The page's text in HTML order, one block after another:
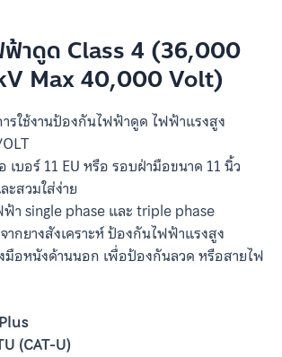
าดูด Class 4 (36,000
Max 40,000 Volt)
ารใช้งานป้องกันไฟฟ้าดูด ไฟฟ้าแรงสูง
เบอร์ 11 EU หรือ รอบฝ่ามือขนาด 11 นิ้ว
ะสวมใส่ง่าย
า single phase และ triple phase
กยางสังเคราะห์ ป้องกันไฟฟ้าแรงสูง
มือหนังด้านนอก เพื่อป้องกันลวด หรือสายไฟ
(CAT-U)